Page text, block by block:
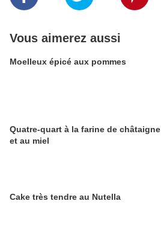
Vous aimerez aussi
Moelleux épicé aux pommes
Quatre-quart à la farine de châtaigne
et au miel
Cake très tendre au Nutella